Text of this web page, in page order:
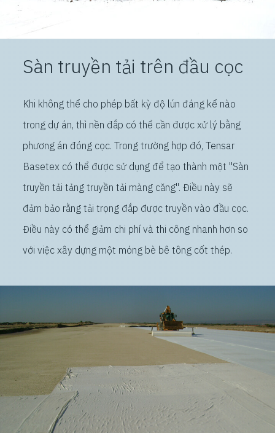
Sàn truyền tải trên đầu cọc
Khi không thể cho phép bất kỳ độ lún đáng kể nào
trong dự án, thì nền đắp có thể cần được xử lý bằng
phương án đóng cọc. Trong trường hợp đó, Tensar
Basetex có thể được sử dụng để tạo thành một "Sàn
truyền tải tảng truyền tải màng căng". Điều này sẽ
đảm bảo rằng tải trọng đắp được truyền vào đầu cọc.
Điều này có thể giảm chi phí và thi công nhanh hơn so
với việc xây dựng một móng bè bê tông cốt thép.